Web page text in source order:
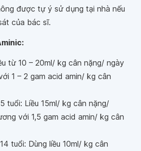
được tự ý sử dụng tại nhà nếu
của bác sĩ.
từ 10 – 20ml/ kg cân nặng/ ngày
1 – 2 gam acid amin/ kg cân
tuổi: Liều 15ml/ kg cân nặng/
với 1,5 gam acid amin/ kg cân
tuổi: Dùng liều 10ml/ kg cân